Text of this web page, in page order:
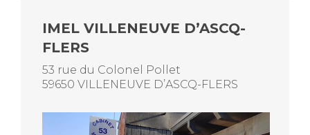
IMEL VILLENEUVE D’ASCQ-
FLERS
53 rue du Colonel Pollet
59650 VILLENEUVE D’ASCQ-FLERS